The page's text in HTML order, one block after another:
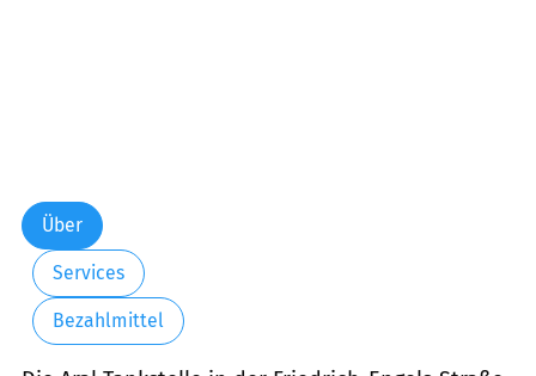
Über
Services
Bezahlmittel